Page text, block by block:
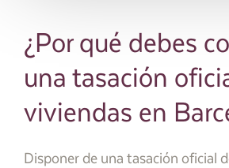
¿Por qué debes
una tasación
viviendas en
Disponer de una tasación oficial